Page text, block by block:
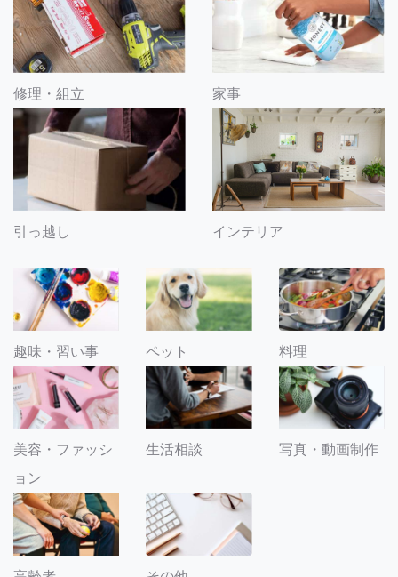
修理・組立 家事
引っ越し インテリア
趣味・習い事 ペット 料理
美容・ファッシ
ョン
生活相談 写真・動画制作